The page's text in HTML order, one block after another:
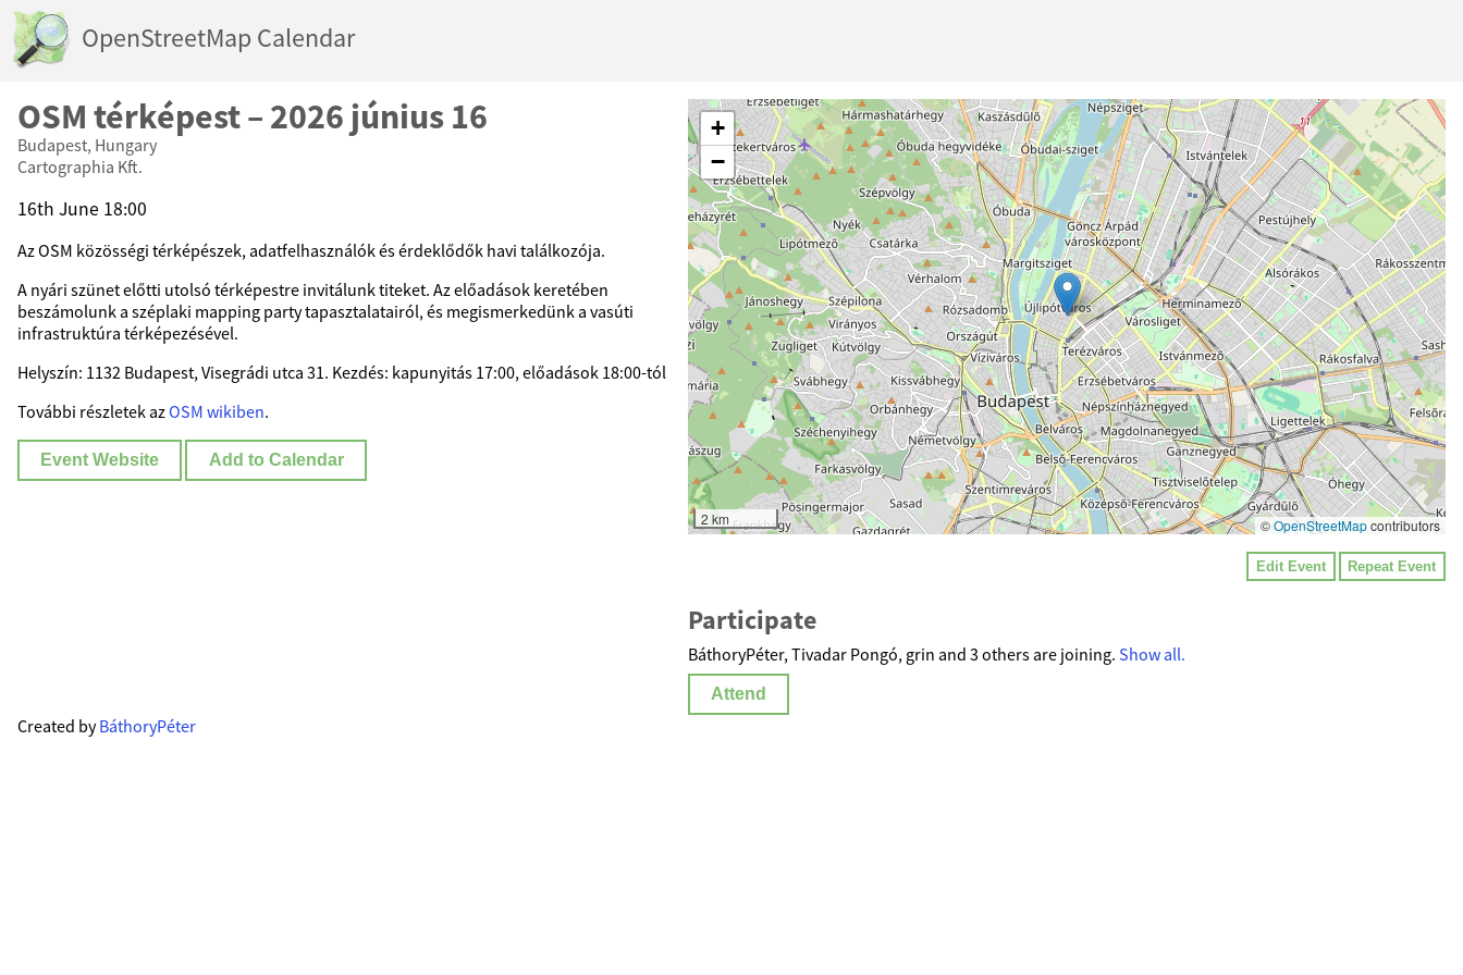
OpenStreetMap Calendar
OSM térképest – 2026 június 16
Budapest, Hungary
Cartographia Kft.
16th June 18:00
Az OSM közösségi térképészek, adatfelhasználók és érdeklődők havi találkozója.
A nyári szünet előtti utolsó térképestre invitálunk titeket. Az előadások keretében
beszámolunk a széplaki mapping party tapasztalatairól, és megismerkedünk a vasúti
infrastruktúra térképezésével.
Helyszín: 1132 Budapest, Visegrádi utca 31. Kezdés: kapunyitás 17:00, előadások 18:00-tól
További részletek azOSM wikiben.
Event Website Add to Calendar
+
−
2 km ©OpenStreetMapcontributors
Edit Event Repeat Event
Participate
BáthoryPéter, Tivadar Pongó, grin and 3 others are joining. Show all.
Attend
Created byBáthoryPéter